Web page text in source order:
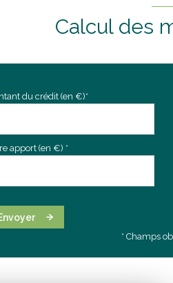
Calcul des
du crédit (en €)*
apport (en €) *
* Champs